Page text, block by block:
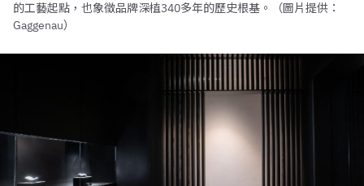
的工藝起點，也象徵品牌深植340多年的歷史根基。（圖片提供：
Gaggenau）